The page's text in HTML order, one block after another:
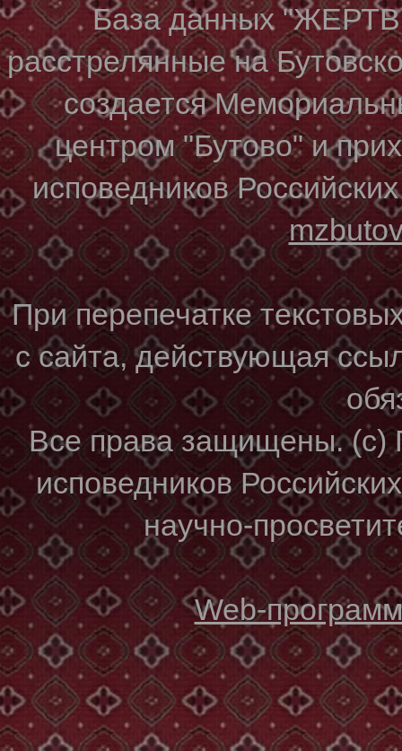
База данных
расстрелянные на
создается
центром "Бутово" и
исповедников
При перепечатке
с сайта, действующая
Все права защищены. (с)
исповедников
научно-
Web-